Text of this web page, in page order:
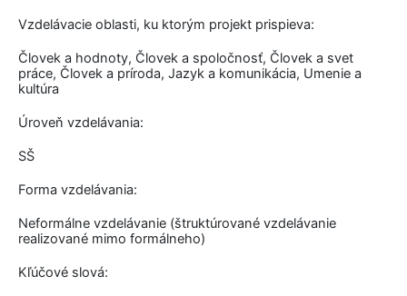
Vzdelávacie oblasti, ku ktorým projekt prispieva:
Človek a hodnoty, Človek a spoločnosť, Človek a svet
práce, Človek a príroda, Jazyk a komunikácia, Umenie a
kultúra
Úroveň vzdelávania:
SŠ
Forma vzdelávania:
Neformálne vzdelávanie (štruktúrované vzdelávanie
realizované mimo formálneho)
Kľúčové slová: